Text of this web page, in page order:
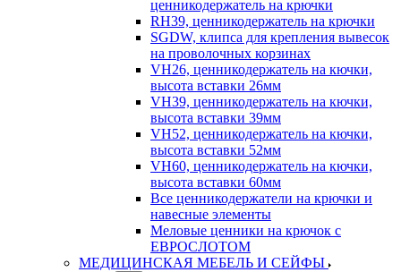
ценникодержатель на крючки
RH39, ценникодержатель на крючки
SGDW, клипса для крепления вывесок
на проволочных корзинах
VH26, ценникодержатель на кючки,
высота вставки 26мм
VH39, ценникодержатель на кючки,
высота вставки 39мм
VH52, ценникодержатель на кючки,
высота вставки 52мм
VH60, ценникодержатель на кючки,
высота вставки 60мм
Все ценникодержатели на крючки и
навесные элементы
Меловые ценники на крючок с
ЕВРОСЛОТОМ
МЕДИЦИНСКАЯ МЕБЕЛЬ И СЕЙФЫ